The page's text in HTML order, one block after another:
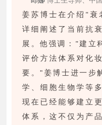
姜苏博士在介绍"衰
详细阐述了当前抗
展。他强调："建立
评价方法体系对化
要。"姜博士进一步
学、细胞生物学等
现在已经能够建立
体系，这不仅为产